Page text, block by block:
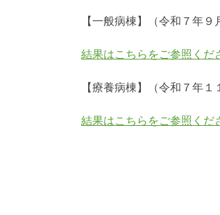
【一般病棟】（令和７年９
結果はこちらをご参照くだ
【療養病棟】（令和７年１
結果はこちらをご参照くだ